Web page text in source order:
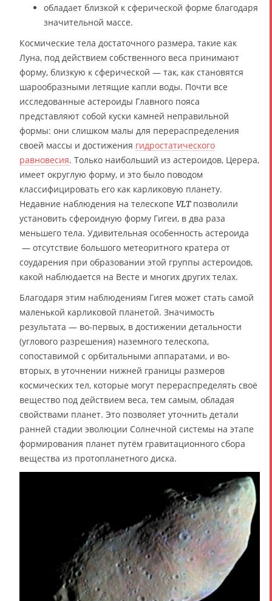
обладает близкой к сферической форме благодаря
значительной массе.
Космические тела достаточного размера, такие как
Луна, под действием собственного веса принимают
форму, близкую к сферической — так, как становятся
шарообразными летящие капли воды. Почти все
исследованные астероиды Главного пояса
представляют собой куски камней неправильной
формы: они слишком малы для перераспределения
своей массы и достижения гидростатического
равновесия. Только наибольший из астероидов, Церера,
имеет округлую форму, и это было поводом
классифицировать его как карликовую планету.
Недавние наблюдения на телескопе VLTпозволили
установить сфероидную форму Гигеи, в два раза
меньшего тела. Удивительная особенность астероида
— отсутствие большого метеоритного кратера от
соударения при образовании этой группы астероидов,
какой наблюдается на Весте и многих других телах.
Благодаря этим наблюдениям Гигея может стать самой
маленькой карликовой планетой. Значимость
результата — во-первых, в достижении детальности
(углового разрешения) наземного телескопа,
сопоставимой с орбитальными аппаратами, и во-
вторых, в уточнении нижней границы размеров
космических тел, которые могут перераспределять своё
вещество под действием веса, тем самым, обладая
свойствами планет. Это позволяет уточнить детали
ранней стадии эволюции Солнечной системы на этапе
формирования планет путём гравитационного сбора
вещества из протопланетного диска.